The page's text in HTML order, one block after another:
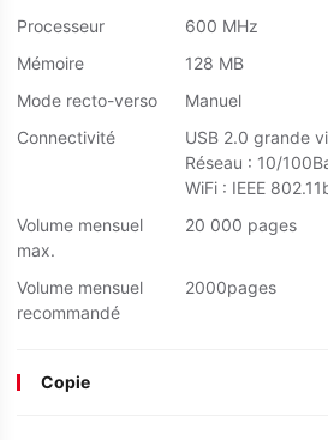
Processeur
600 MHz
Mémoire
128 MB
Mode recto-verso
Manuel
Connectivité
USB 2.0 grande
Réseau : 10/
WiFi : IEEE
Volume mensuel
max.
20 000 pages
Volume mensuel
recommandé
2000pages
Copie